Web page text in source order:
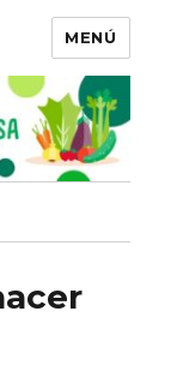
MENÚ